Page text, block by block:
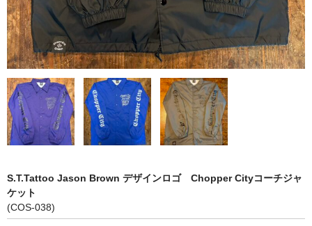
ENGINE
MISSION
SHEET
CART
ログイン
S.T.Tattoo Jason Brown デザインロゴ Chopper Cityコーチジャ
ケット
(COS-038)